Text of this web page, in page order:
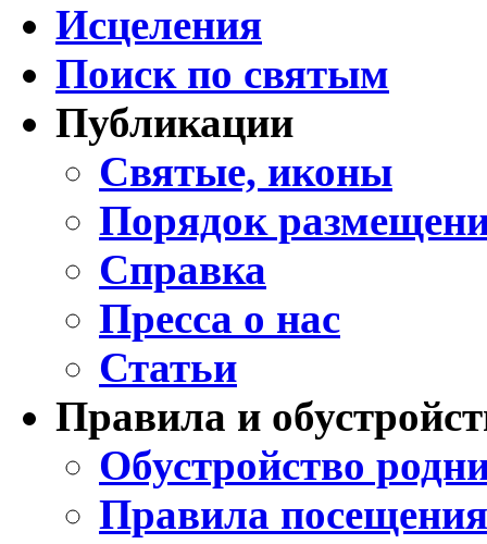
Исцеления
Поиск по святым
Публикации
Святые, иконы
Порядок
Справка
Пресса о нас
Статьи
Правила и
Обустройство
Правила